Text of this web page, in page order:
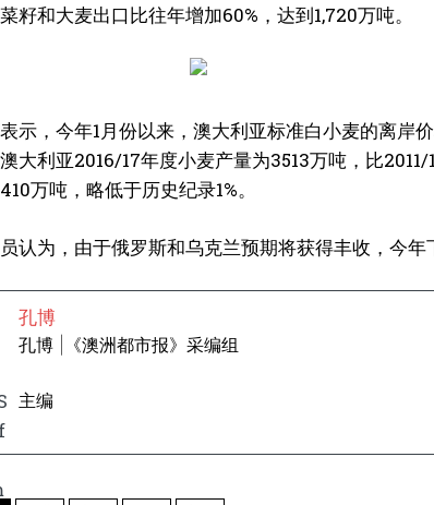
籽和大麦出口比往年增加60% ，达到1,720万吨。
示，今年1月份以来，澳大利亚标准白小麦的离岸
大利亚2016/17年度小麦产量为3513万吨，比2011/
410万吨，略低于历史纪录1%。
认为，由于俄罗斯和乌克兰预期将获得丰收，今
孔博
孔博 |《澳洲都市报》采编组
主编